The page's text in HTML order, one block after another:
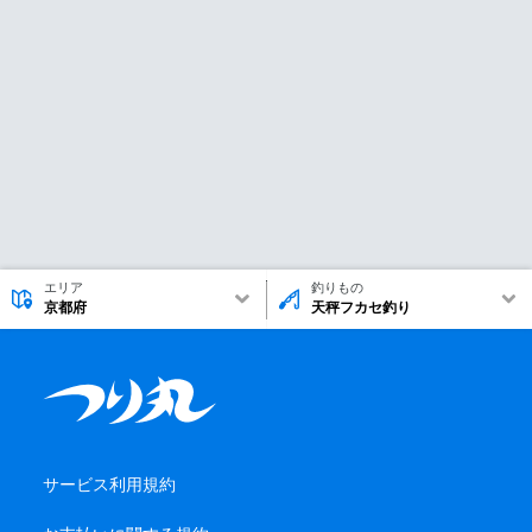
エリア
京都府
釣りもの
天秤フカセ釣り
サービス利用規約